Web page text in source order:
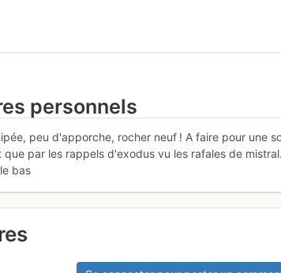
personnels
peu d'apporche, rocher neuf ! A faire pour une
par les rappels d'exodus vu les rafales de
bas